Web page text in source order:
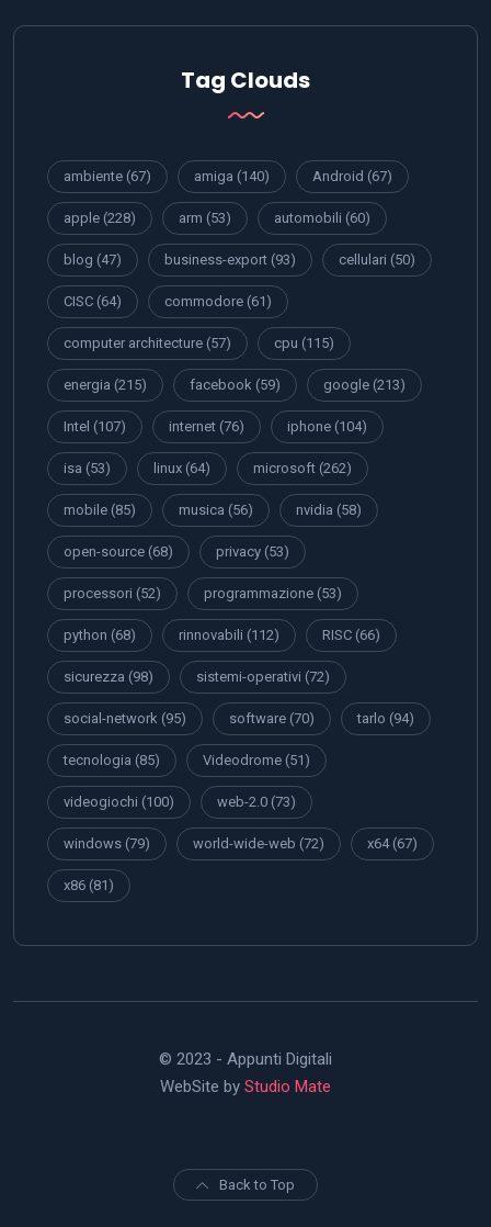
Tag Clouds
ambiente (67) amiga (140) Android (67)
apple (228) arm (53) automobili (60)
blog (47) business-export (93) cellulari (50)
CISC (64) commodore (61)
computer architecture (57) cpu (115)
energia (215) facebook (59) google (213)
Intel (107) internet (76) iphone (104)
isa (53) linux (64) microsoft (262)
mobile (85) musica (56) nvidia (58)
open-source (68) privacy (53)
processori (52) programmazione (53)
python (68) rinnovabili (112) RISC (66)
sicurezza (98) sistemi-operativi (72)
social-network (95) software (70) tarlo (94)
tecnologia (85) Videodrome (51)
videogiochi (100) web-2.0 (73)
windows (79) world-wide-web (72) x64(67)
x86 (81)
© 2023 - Appunti Digitali
WebSite by Studio Mate
Back to Top